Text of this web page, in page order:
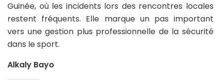
Guinée, où les incidents lors des rencontres locales
restent fréquents. Elle marque un pas important
vers une gestion plus professionnelle de la sécurité
dans le sport.
Alkaly Bayo